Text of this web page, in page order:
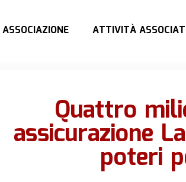
ASSOCIAZIONE ATTIVITÀ
Quattro
assicurazione
poteri